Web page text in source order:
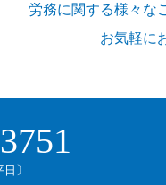
労務に関する様々な
お気軽に
〕